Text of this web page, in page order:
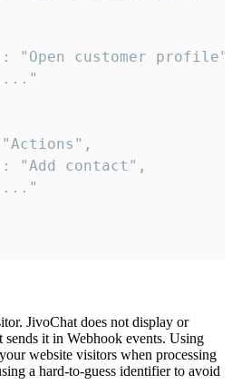
"Open customer
"Add contact",
JivoChat does not display or
it in Webhook events. Using
website visitors when processing
a hard-to-guess identifier to avoid